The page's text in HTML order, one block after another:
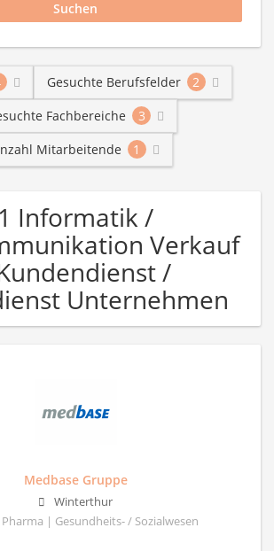
Gesuchte Berufsfelder
2
Fachbereiche
3
Mitarbeitende
1
1 Informatik /
Verkauf
/
Unternehmen
Medbase Gruppe
Winterthur
| Gesundheits- / Sozialwesen